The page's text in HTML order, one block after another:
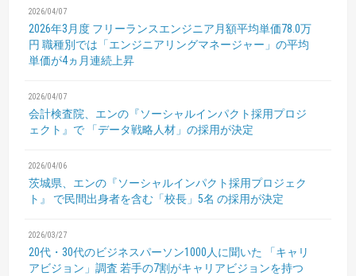
2026/04/07
2026年3月度 フリーランスエンジニア月額平均単価78.0万
円 職種別では「エンジニアリングマネージャー」の平均
単価が4ヵ月連続上昇
2026/04/07
会計検査院、エンの『ソーシャルインパクト採用プロジ
ェクト』で 「データ戦略人材」の採用が決定
2026/04/06
茨城県、エンの『ソーシャルインパクト採用プロジェク
ト』
で民間出身者を含む「校長」5名 の採用が決定
2026/03/27
20代・30代のビジネスパーソン1000人に聞いた 「キャリ
アビジョン」調査 若手の7割がキャリアビジョンを持つ